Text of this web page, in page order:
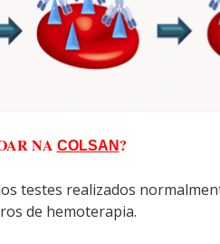
NA COLSAN ?
testes realizados
de hemoterapia.